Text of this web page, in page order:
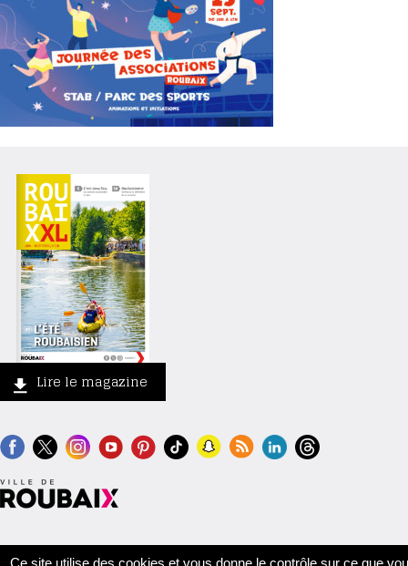
Lire le magazine
Contact Crédits Mentions légales Accessibilité
Ce site utilise des cookies et vous donne le contrôle sur ce que